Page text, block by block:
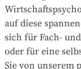
auf diese
sich für Fach-
oder für eine
Sie von unserem